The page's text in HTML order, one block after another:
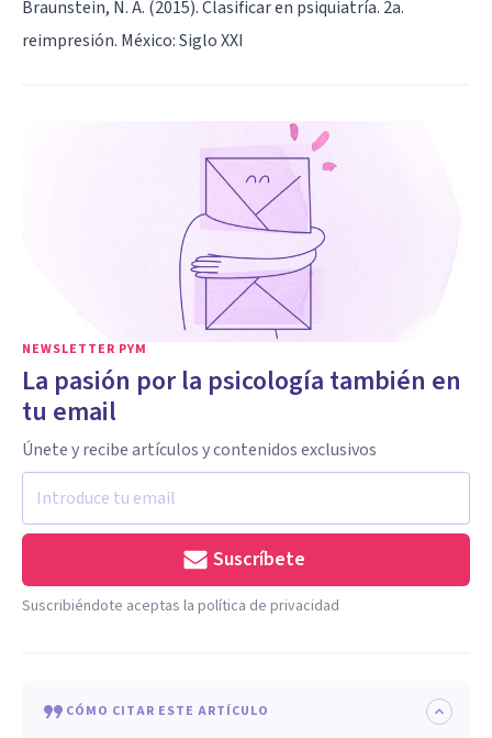
Braunstein, N. A. (2015). Clasificar en psiquiatría. 2a.
reimpresión. México: Siglo XXI
NEWSLETTER PYM
La pasión por la psicología también en
tu email
Únete y recibe artículos y contenidos exclusivos
Suscríbete
Suscribiéndote aceptas la política de privacidad
CÓMO CITAR ESTE ARTÍCULO